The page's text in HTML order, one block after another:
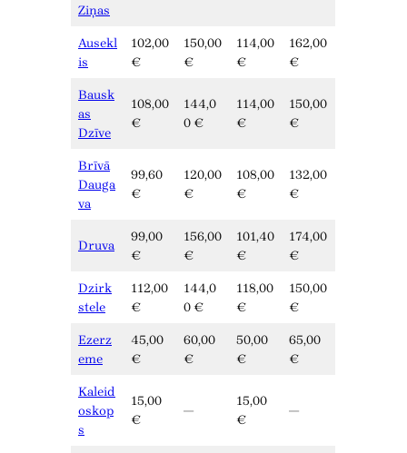
Ziņas
Ausekl
is
102,00
€
150,00
€
114,00
€
162,00
€
Bausk
as
Dzīve
108,00
€
144,0
0 €
114,00
€
150,00
€
Brīvā
Dauga
va
99,60
€
120,00
€
108,00
€
132,00
€
Druva
99,00
€
156,00
€
101,40
€
174,00
€
Dzirk
stele
112,00
€
144,0
0 €
118,00
€
150,00
€
Ezerz
eme
45,00
€
60,00
€
50,00
€
65,00
€
Kaleid
oskop
s
15,00
€
—
15,00
€
—